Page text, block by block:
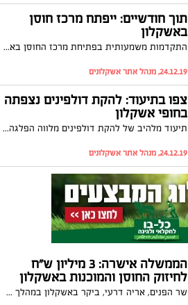
תוך חודשיים: ייפתח מרכז חוסן
באשקלון
התקדמות משמעותית בפתיחת מרכז החוסן באשקלון: אותר מבנה שישמש את המרכז; משרד ראש הממשלה העביר את הכסף שהתחייב
24.12.19, מנהל אתר אשקלונים
צפו בתיעוד: להקת דולפינים נצפתה
בחופי אשקלון
תיעוד מלהיב של להקת דולפינים מלווה הפלגה של היחידה הימית ברשות הטבע והגנים, צולם על ידי פקחי היחידה הימית. גיא לויאן: "זו להקה מוכרת אשר נצפית לעיתים קרובות"
24.12.19, מנהל אתר אשקלונים
הממשלה אישרה: 3 מיליון ש"ח
לחיזוק החוסן והמוכנות באשקלון
שר הפנים, אריה דרעי, ביקר באשקלון במהלך ההסלמה האחרונה והבטיח כי יפעל להכליל את אשקלון באזור עוטף עזה על מנת שתושבי העיר יזכו להטבות. היום (ראשון), אישרה הממשלה העברת תקציב בסך 3 מיליון ש"ח לטובת חיזוק החוסן בעיר, כאשר לאחר הבחירות תוכלל אשקלון בהחלטת ממשלה ותהנה מתקציבים והטבות באופן שוטף